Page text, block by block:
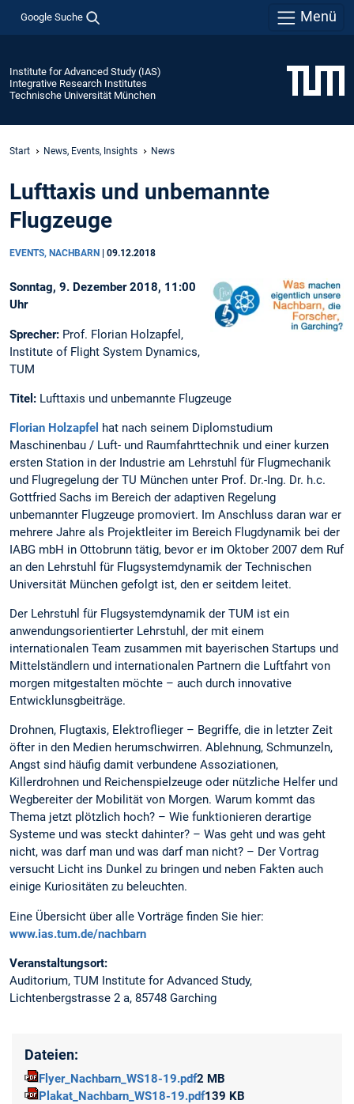
Google Suche Menü
Institute for Advanced Study (IAS)
Integrative Research Institutes
Technische Universität München
Start News, Events, Insights News
Lufttaxis und unbemannte
Flugzeuge
EVENTS, NACHBARN 09.12.2018
Sonntag, 9. Dezember 2018, 11:00
Uhr
Sprecher: Prof. Florian Holzapfel,
Institute of Flight System Dynamics,
TUM
Titel: Lufttaxis und unbemannte Flugzeuge
Florian Holzapfel hat nach seinem Diplomstudium
Maschinenbau / Luft- und Raumfahrttechnik und einer kurzen
ersten Station in der Industrie am Lehrstuhl für Flugmechanik
und Flugregelung der TU München unter Prof. Dr.-Ing. Dr. h.c.
Gottfried Sachs im Bereich der adaptiven Regelung
unbemannter Flugzeuge promoviert. Im Anschluss daran war er
mehrere Jahre als Projektleiter im Bereich Flugdynamik bei der
IABG mbH in Ottobrunn tätig, bevor er im Oktober 2007 dem Ruf
an den Lehrstuhl für Flugsystemdynamik der Technischen
Universität München gefolgt ist, den er seitdem leitet.
Der Lehrstuhl für Flugsystemdynamik der TUM ist ein
anwendungsorientierter Lehrstuhl, der mit einem
internationalen Team zusammen mit bayerischen Startups und
Mittelständlern und internationalen Partnern die Luftfahrt von
morgen mitgestalten möchte – auch durch innovative
Entwicklunsgbeiträge.
Drohnen, Flugtaxis, Elektroflieger – Begriffe, die in letzter Zeit
öfter in den Medien herumschwirren. Ablehnung, Schmunzeln,
Angst sind häufig damit verbundene Assoziationen,
Killerdrohnen und Reichenspielzeuge oder nützliche Helfer und
Wegbereiter der Mobilität von Morgen. Warum kommt das
Thema jetzt plötzlich hoch? – Wie funktionieren derartige
Systeme und was steckt dahinter? – Was geht und was geht
nicht, was darf man und was darf man nicht? – Der Vortrag
versucht Licht ins Dunkel zu bringen und neben Fakten auch
einige Kuriositäten zu beleuchten.
Eine Übersicht über alle Vorträge finden Sie hier:
www.ias.tum.de/nachbarn
Veranstaltungsort:
Auditorium, TUM Institute for Advanced Study,
Lichtenbergstrasse 2 a, 85748 Garching
Dateien:
Flyer_Nachbarn_WS18-19.pdf2 MB
Plakat_Nachbarn_WS18-19.pdf139 KB